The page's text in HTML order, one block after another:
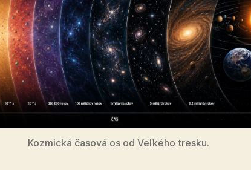
Kozmická časová os od Veľkého tresku.